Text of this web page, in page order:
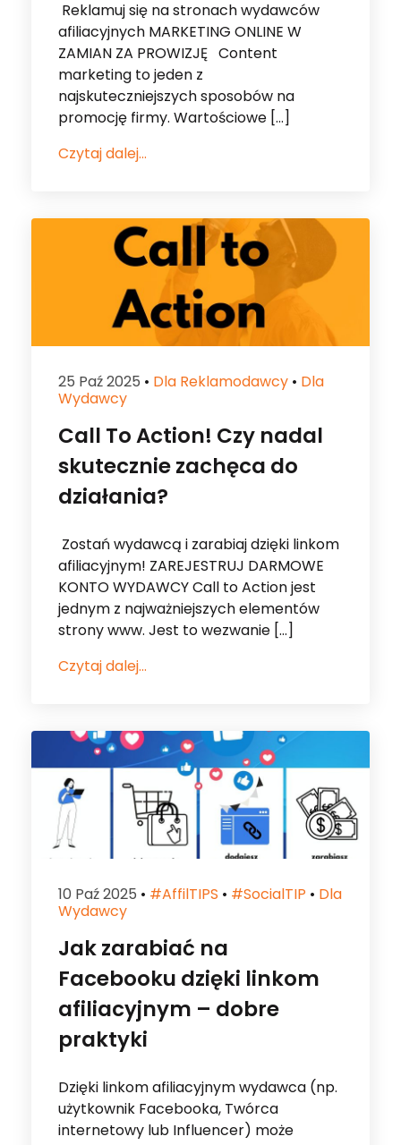
najskuteczniejszych sposobów na
promocję firmy. Wartościowe […]
Czytaj dalej...
25 Paź 2025 Dla Reklamodawcy
Wydawcy
Call To Action! Czy nadal
skutecznie zachęca do
działania?
Zostań wydawcą i zarabiaj dzięki linkom
afiliacyjnym! ZAREJESTRUJ DARMOWE
KONTO WYDAWCY Call to Action jest
strony www. Jest to wezwanie […]
Czytaj dalej...
10 Paź 2025•#affilTIPS •#socialTIP•Dla
Wydawcy
Jak zarabiać na
Facebooku dzięki linkom
afiliacyjnym – dobre
praktyki
Dzięki linkom afiliacyjnym wydawca (np.
użytkownik Facebooka, Twórca
internetowy lub Influencer) może
bez konieczności posiadania tych
produktów. Generuj linki afiliacyjne […]